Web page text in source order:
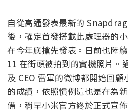
自從高通發表最新的
後，確定首發搭載此處理器的
在今年底搶先發表。日前也陸
11 在街頭被拍到的實機照片。
及 CEO 雷軍的微博都開始回
的成績，依照慣例這也是在為
備，稍早小米官方終於正式宣